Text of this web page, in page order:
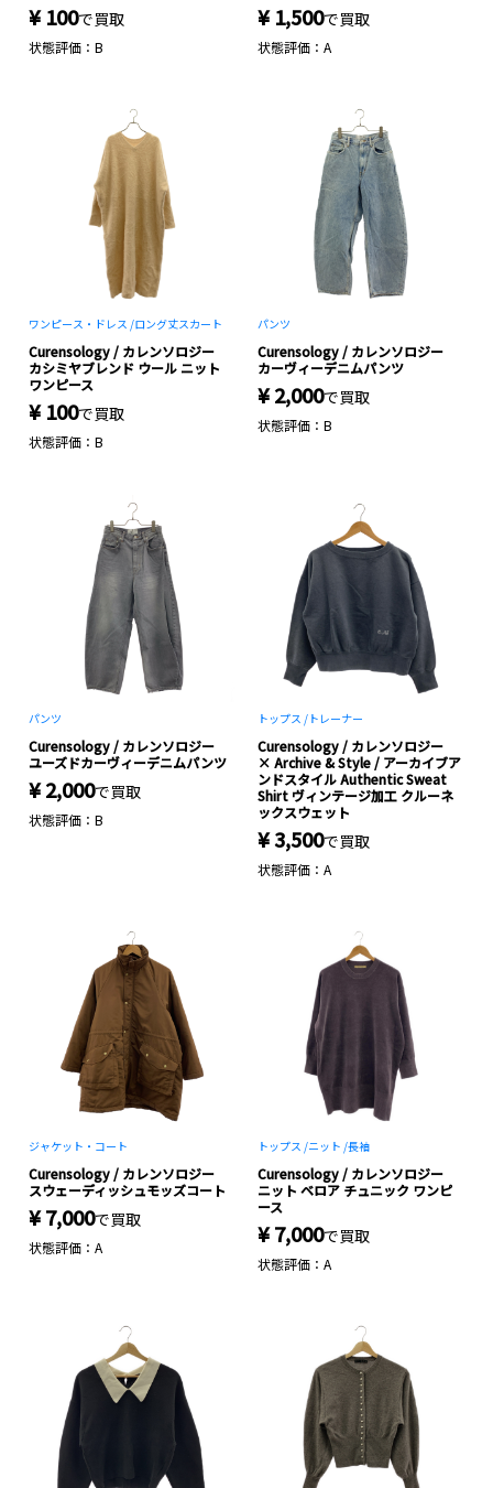
¥ 100で買取
状態評価：B
¥ 1,500で買取
状態評価：A
ワンピース・ドレス /ロング丈スカート
Curensology / カレンソロジー
カシミヤブレンド ウール ニット
ワンピース
¥ 100で買取
状態評価：B
パンツ
Curensology / カレンソロジー
カーヴィーデニムパンツ
¥ 2,000で買取
状態評価：B
パンツ
Curensology / カレンソロジー
ユーズドカーヴィーデニムパンツ
¥ 2,000で買取
状態評価：B
トップス / トレーナー
Curensology / カレンソロジー
× Archive & Style / アーカイブア
ンドスタイル Authentic Sweat
Shirt ヴィンテージ加工 クルーネ
ックスウェット
¥ 3,500で買取
状態評価：A
ジャケット・コート
Curensology / カレンソロジー
スウェーディッシュモッズコート
¥ 7,000で買取
状態評価：A
トップス /ニット /長袖
Curensology / カレンソロジー
ニット ベロア チュニック ワンピ
ース
¥ 7,000で買取
状態評価：A